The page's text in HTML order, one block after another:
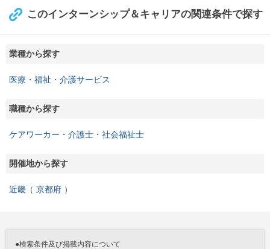
このインターンシップ＆キャリアの関連条件で探す
業種から探す
医療・福祉・介護サービス
職種から探す
ケアワーカー・介護士・社会福祉士
開催地から探す
近畿 京都府
●検索条件及び掲載内容について